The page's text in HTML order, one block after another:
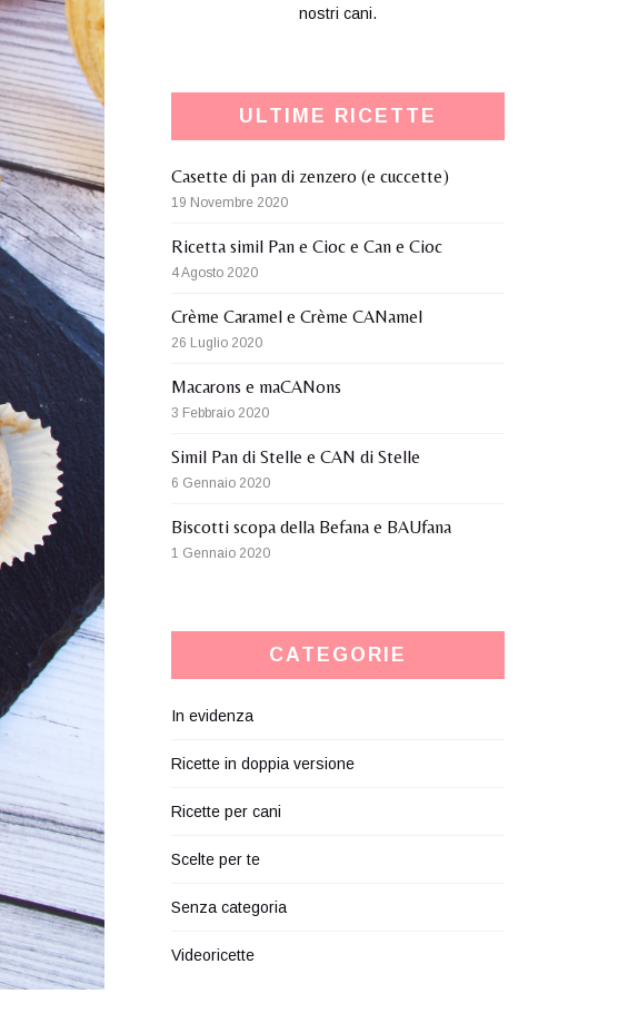
nostri cani.
ULTIME RICETTE
Casette di pan di zenzero (e cuccette)
19 Novembre 2020
Ricetta simil Pan e Cioc e Can e Cioc
4 Agosto 2020
Crème Caramel e Crème CANamel
26 Luglio 2020
Macarons e maCANons
3 Febbraio 2020
Simil Pan di Stelle e CAN di Stelle
6 Gennaio 2020
Biscotti scopa della Befana e BAUfana
1 Gennaio 2020
CATEGORIE
In evidenza
Ricette in doppia versione
Ricette per cani
Scelte per te
Senza categoria
Videoricette